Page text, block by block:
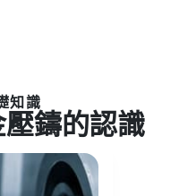
知識
鑄的認識